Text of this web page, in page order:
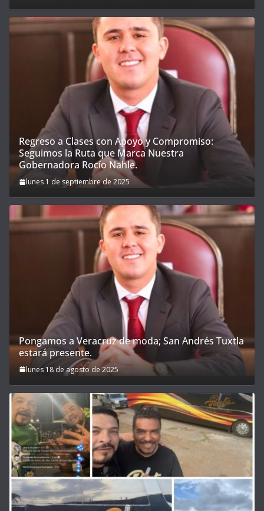
Regreso a Clases con Apoyo y Compromiso:
Seguimos la Ruta que Marca Nuestra
Gobernadora Rocío Nahle.
lunes 1 de septiembre de 2025
Pongamos a Veracruz de moda; San Andrés Tuxtla
estará presente.
lunes 18 de agosto de 2025